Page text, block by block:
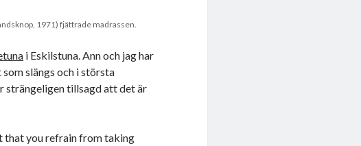
1971) fjättrade madrassen.
i Eskilstuna. Ann och jag har
slängs och i största
strängeligen tillsagd att det är
that you refrain from taking